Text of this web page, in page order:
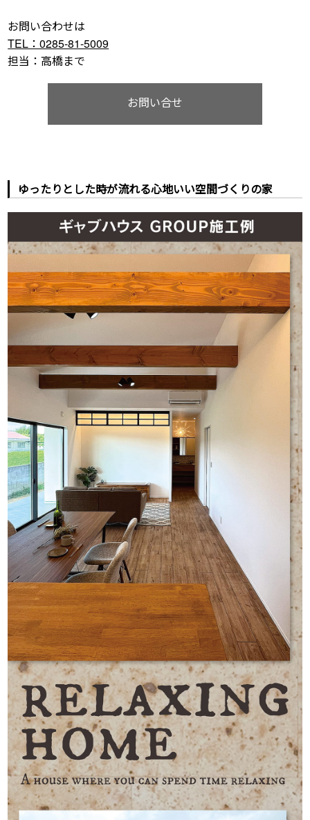
お問い合わせは
TEL：0285-81-5009
担当：高橋まで
お問い合せ
ゆったりとした時が流れる心地いい空間づくりの家